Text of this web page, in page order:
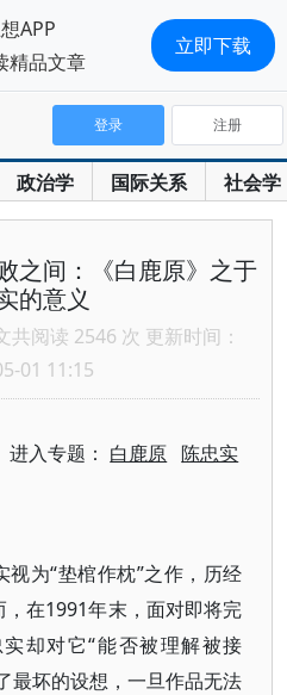
政治学 国际关系 社会学
登录 注册
之间：《白鹿原》之于
的意义
共阅读 2546 次 更新时间：
01 11:15
进入专题： 白鹿原 陈忠实
视为“垫棺作枕”之作，历经
在1991年末，面对即将完
却对它“能否被理解被接
最坏的设想，一旦作品无法
APP
精品文章
立即下载